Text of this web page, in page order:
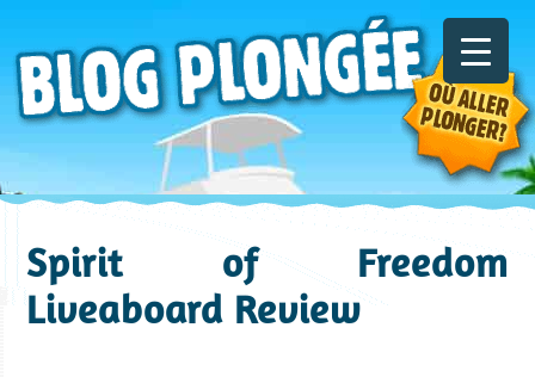
Spirit of Freedom
Liveaboard Review